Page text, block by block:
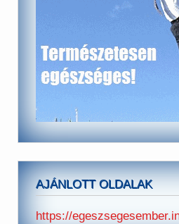
AJÁNLOTT OLDALAK
https://